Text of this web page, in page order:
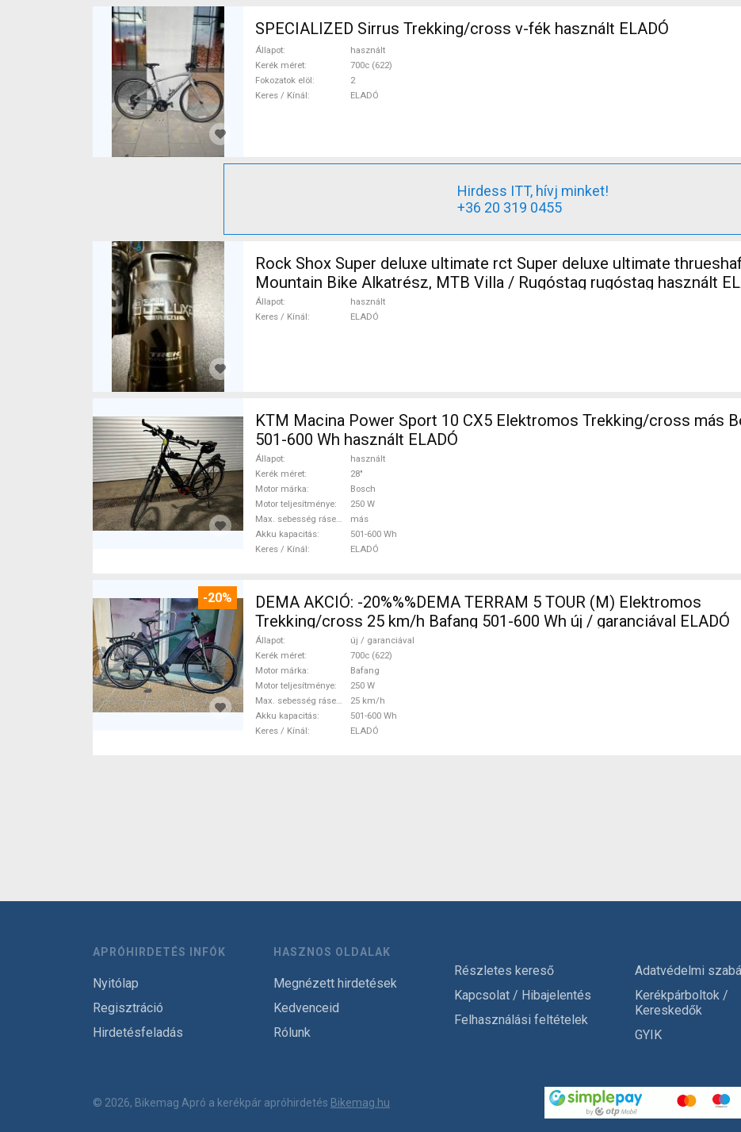
SPECIALIZED Sirrus Trekking/cross v-fék használt ELADÓ
Állapot
használt
Kerék méret
700c (622)
Fokozatok elöl
2
Keres / Kínál
ELADÓ
Hirdess ITT, hívj minket!
+36 20 319 0455
Rock Shox Super deluxe ultimate rct Super deluxe ultimate
Mountain Bike Alkatrész, MTB Villa / Rugóstag rugóstag használt
Állapot
használt
Keres / Kínál
ELADÓ
KTM Macina Power Sport 10 CX5 Elektromos Trekking/cross más
501-600 Wh használt ELADÓ
Állapot
használt
Kerék méret
28"
Motor márka
Bosch
Motor teljesítménye
250 W
Max. sebesség rásegítéssel
más
Akku kapacitás
501-600 Wh
Keres / Kínál
ELADÓ
-20%
DEMA AKCIÓ: -20%%%DEMA TERRAM 5 TOUR (M) Elektromos
Trekking/cross 25 km/h Bafang 501-600 Wh új / garanciával ELADÓ
Állapot
új / garanciával
Kerék méret
700c (622)
Motor márka
Bafang
Motor teljesítménye
250 W
Max. sebesség rásegítéssel
25 km/h
Akku kapacitás
501-600 Wh
Keres / Kínál
ELADÓ
APRÓHIRDETÉS INFÓK
Nyitólap
Regisztráció
Hirdetésfeladás
HASZNOS OLDALAK
Megnézett hirdetések
Kedvenceid
Rólunk
Részletes kereső
Kapcsolat / Hibajelentés
Felhasználási feltételek
Adatvédelmi
Kerékpárboltok /
Kereskedők
GYIK
© 2026, Bikemag Apró a kerékpár apróhirdetés Bikemag.hu